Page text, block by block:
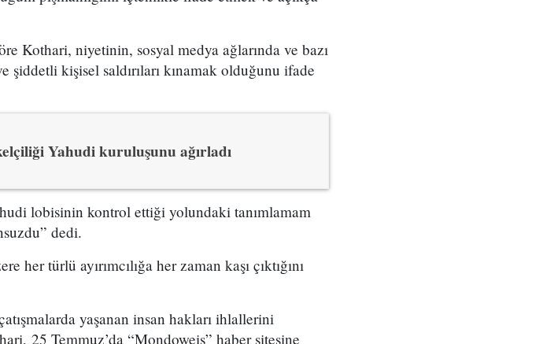
Kothari, niyetinin, sosyal medya ağlarında ve bazı
şiddetli kişisel saldırıları kınamak olduğunu ifade
Yahudi kuruluşunu ağırladı
lobisinin kontrol ettiği yolundaki tanımlamam
dedi.
türlü ayırımcılığa her zaman kaşı çıktığını
yaşanan insan hakları ihlallerini
25 Temmuz’da “Mondoweis” haber sitesine